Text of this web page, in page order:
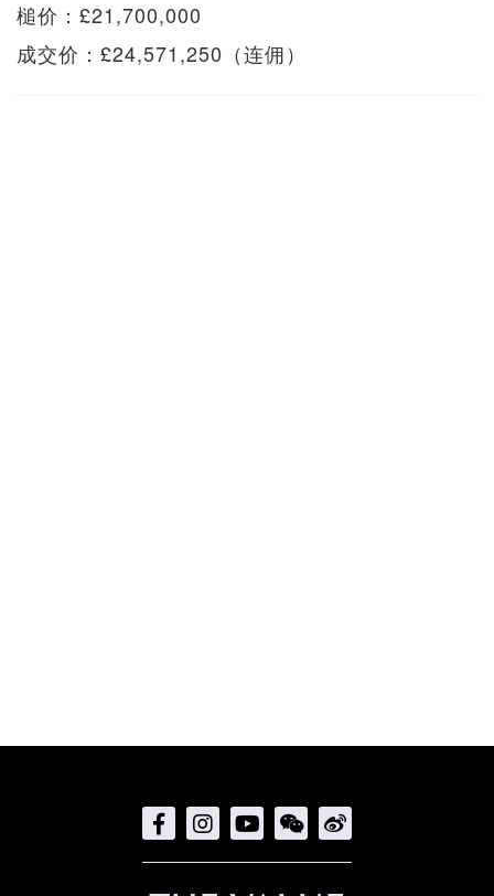
槌价：£21,700,000
成交价：£24,571,250（连佣）